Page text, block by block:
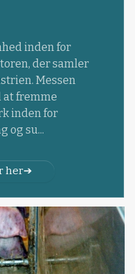
inden for
der samler
Messen
fremme
inden for
og su...
her